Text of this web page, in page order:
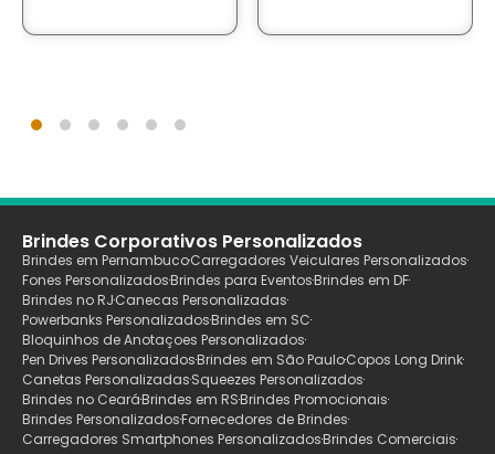
Brindes Corporativos Personalizados
Brindes em PernambucoCarregadores Veiculares Personalizados
Fones PersonalizadosBrindes para EventosBrindes em DF
Brindes no RJCanecas Personalizadas
Powerbanks PersonalizadosBrindes em SC
Bloquinhos de Anotaçoes Personalizados
Pen Drives PersonalizadosBrindes em São PauloCopos Long Drink
Canetas PersonalizadasSqueezes Personalizados
Brindes no CearáBrindes em RSBrindes Promocionais
Brindes PersonalizadosFornecedores de Brindes
Carregadores Smartphones PersonalizadosBrindes Comerciais